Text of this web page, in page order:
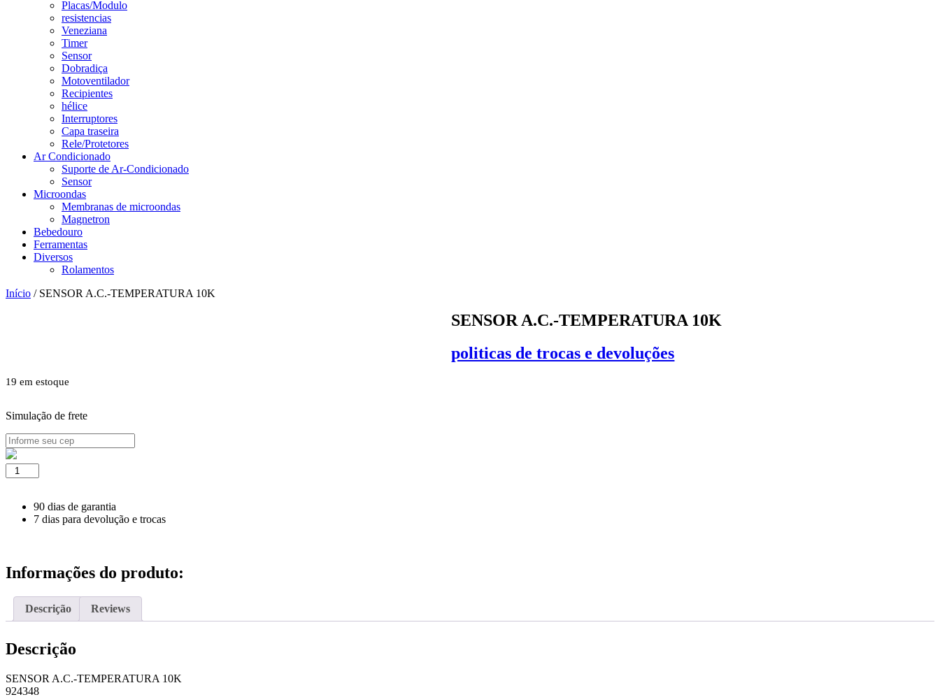
Placas/Modulo
resistencias
Veneziana
Timer
Sensor
Dobradiça
Motoventilador
Recipientes
hélice
Interruptores
Capa traseira
Rele/Protetores
Ar Condicionado
Suporte de Ar-Condicionado
Sensor
Microondas
Membranas de microondas
Magnetron
Bebedouro
Ferramentas
Diversos
Rolamentos
Início / SENSOR A.C.-TEMPERATURA 10K
SENSOR A.C.-TEMPERATURA 10K
politicas de trocas e devoluções
19 em estoque
Simulação de frete
SENSOR
A.C.-
10K
quantidade
90 dias de garantia
7 dias para devolução e trocas
Informações do produto:
Descrição Reviews
Descrição
SENSOR A.C.-TEMPERATURA 10K
924348